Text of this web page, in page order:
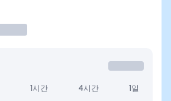
1시간 4시간 1일